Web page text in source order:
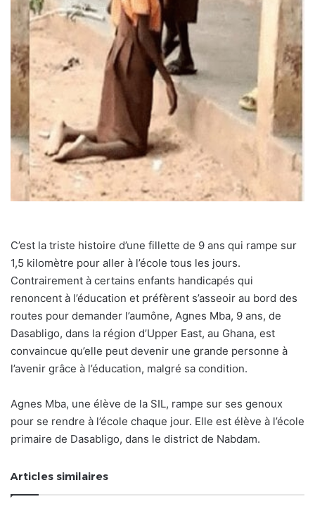
C’est la triste histoire d’une fillette de 9 ans qui rampe sur
1,5 kilomètre pour aller à l’école tous les jours.
Contrairement à certains enfants handicapés qui
renoncent à l’éducation et préfèrent s’asseoir au bord des
routes pour demander l’aumône, Agnes Mba, 9 ans, de
Dasabligo, dans la région d’Upper East, au Ghana, est
convaincue qu’elle peut devenir une grande personne à
l’avenir grâce à l’éducation, malgré sa condition.
Agnes Mba, une élève de la SIL, rampe sur ses genoux
pour se rendre à l’école chaque jour. Elle est élève à l’école
primaire de Dasabligo, dans le district de Nabdam.
Articles similaires